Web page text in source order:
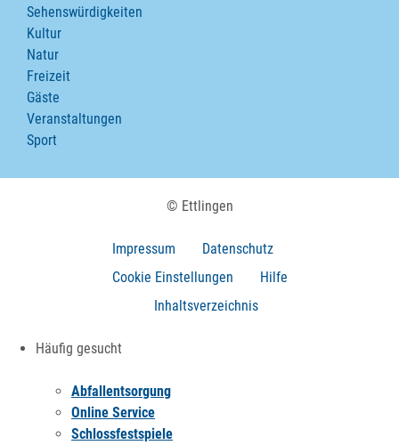
Sehenswürdigkeiten
Kultur
Natur
Freizeit
Gäste
Veranstaltungen
Sport
© Ettlingen
Impressum
Datenschutz
Cookie Einstellungen
Hilfe
Inhaltsverzeichnis
Häufig gesucht
Abfallentsorgung
Online Service
Schlossfestspiele